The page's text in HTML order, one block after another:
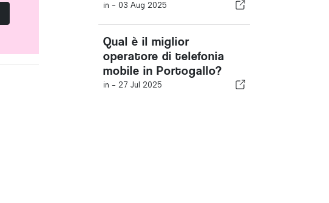
in - 03 Aug 2025
Qual è il miglior
operatore di telefonia
mobile in Portogallo?
in - 27 Jul 2025